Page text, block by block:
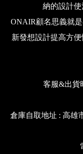
納的設計使
ONAIR顧名思義就
新發想設計提高方
客服&出貨
倉庫自取地址 : 高雄